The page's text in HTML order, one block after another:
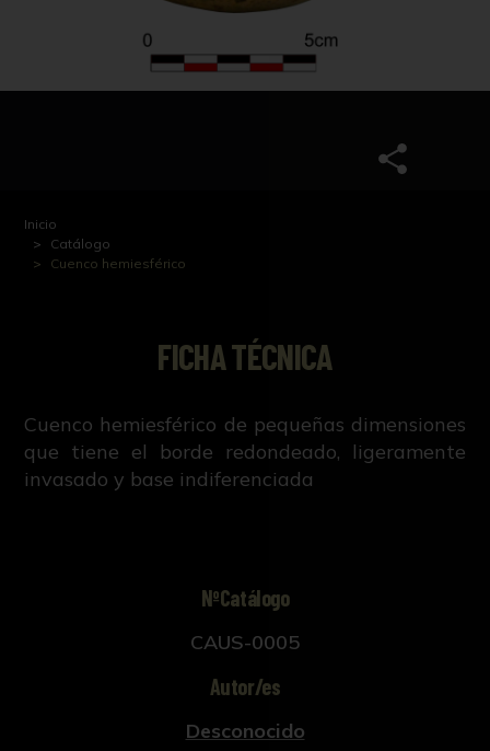
Inicio
Catálogo
Cuenco hemiesférico
FICHA TÉCNICA
Cuenco hemiesférico de pequeñas dimensiones
que tiene el borde redondeado, ligeramente
invasado y base indiferenciada
NºCatálogo
CAUS-0005
Autor/es
Desconocido